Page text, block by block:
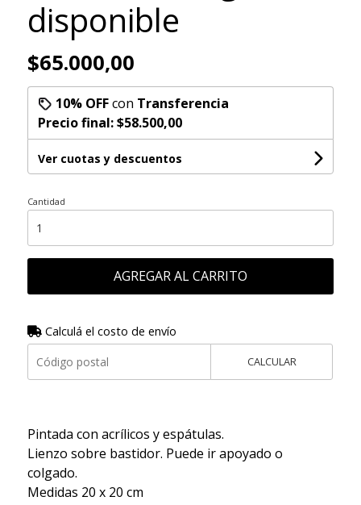
disponible
$65.000,00
10% OFFcon Transferencia
Precio final:$58.500,00
Ver cuotas y descuentos
Cantidad
AGREGAR AL CARRITO
Calculá el costo de envío
CALCULAR
Pintada con acrílicos y espátulas.
Lienzo sobre bastidor. Puede ir apoyado o
colgado.
Medidas 20 x 20 cm